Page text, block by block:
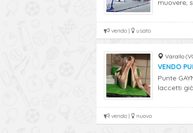
muovere,
vendo | usato
Varallo
VENDO
Punte
laccetti
vendo | nuovo